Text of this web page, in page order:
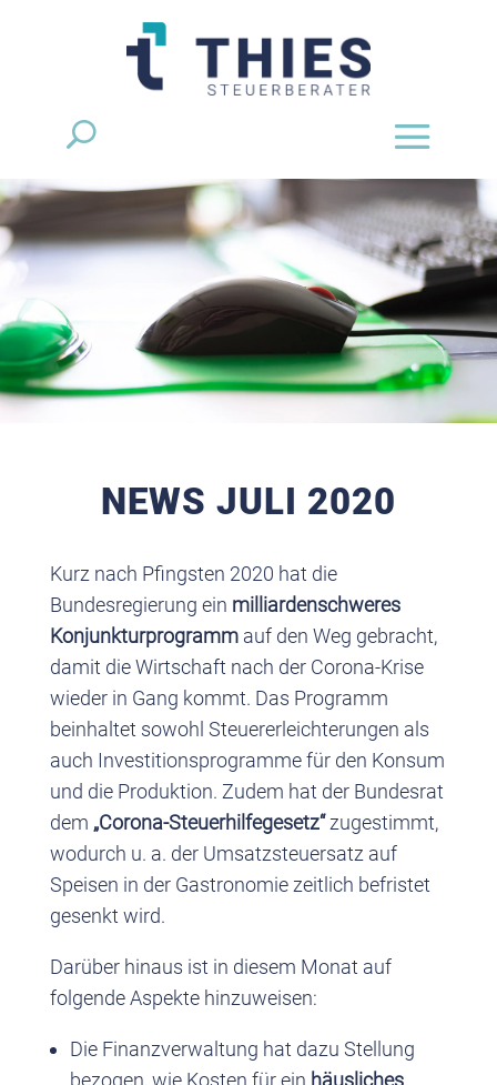
NEWS JULI 2020
Kurz nach Pfingsten 2020 hat die
Bundesregierung ein milliardenschweres
Konjunkturprogrammauf den Weg gebracht,
damit die Wirtschaft nach der Corona-Krise
wieder in Gang kommt. Das Programm
beinhaltet sowohl Steuererleichterungen als
auch Investitionsprogramme für den Konsum
und die Produktion. Zudem hat der Bundesrat
dem „Corona-Steuerhilfegesetz“zugestimmt,
wodurch u. a. der Umsatzsteuersatz auf
Speisen in der Gastronomie zeitlich befristet
gesenkt wird.
Darüber hinaus ist in diesem Monat auf
folgende Aspekte hinzuweisen:
Die Finanzverwaltung hat dazu Stellung
bezogen, wie Kosten für ein häusliches